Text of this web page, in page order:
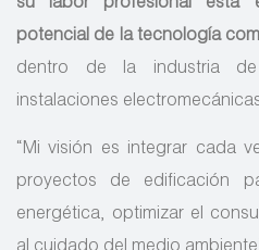
su labor profesional está
potencial de la tecnología
dentro de la industria
instalaciones
“Mi visión es integrar cada
proyectos de edificación
energética, optimizar el